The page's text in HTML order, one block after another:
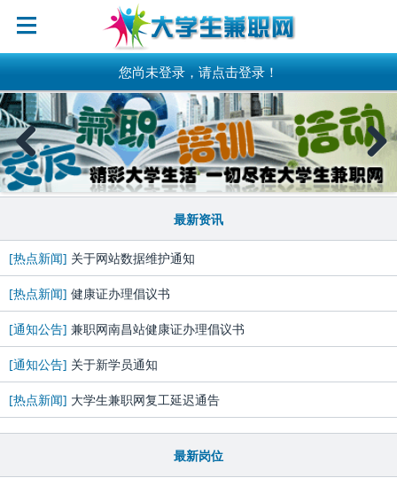
您尚未登录，请点击登录！
Previous Next
最新资讯
[热点新闻] 关于网站数据维护通知
[热点新闻] 健康证办理倡议书
[通知公告] 兼职网南昌站健康证办理倡议书
[通知公告] 关于新学员通知
[热点新闻] 大学生兼职网复工延迟通告
最新岗位